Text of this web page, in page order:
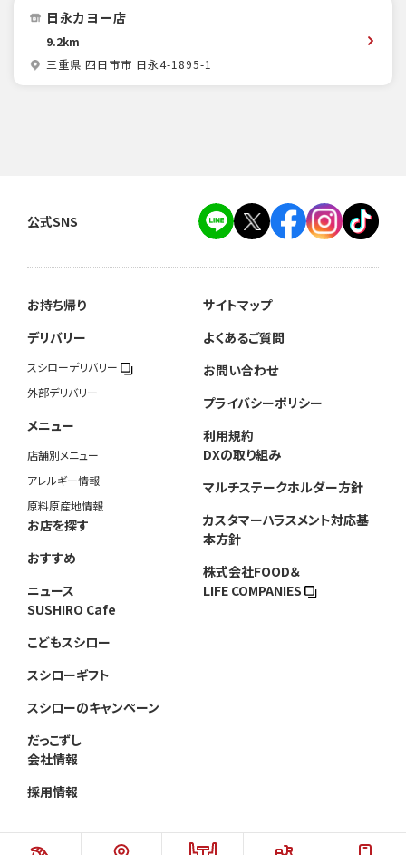
日永カヨー店
9.2km
三重県 四日市市 日永4-1895-1
公式SNS
お持ち帰り
デリバリー
スシローデリバリー
外部デリバリー
メニュー
店舗別メニュー
アレルギー情報
原料原産地情報
お店を探す
おすすめ
ニュース
SUSHIRO Cafe
こどもスシロー
スシローギフト
スシローのキャンペーン
だっこずし
会社情報
採用情報
サイトマップ
よくあるご質問
お問い合わせ
プライバシーポリシー
利用規約
DXの取り組み
マルチステークホルダー方針
カスタマーハラスメント対応基
本方針
株式会社FOOD＆
LIFE COMPANIES